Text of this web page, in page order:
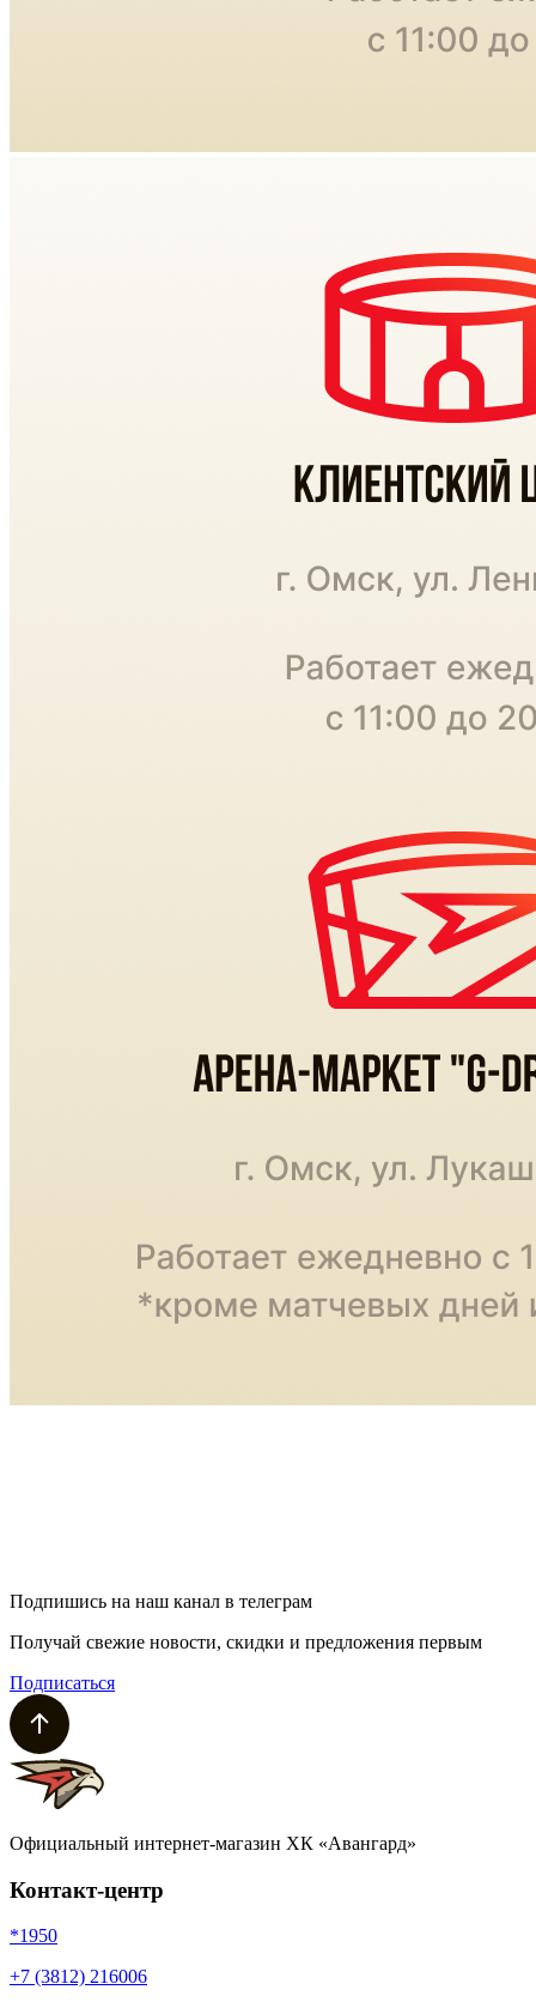
Подпишись на наш канал в телеграм
Получай свежие новости, скидки и предложения первым
Подписаться
Официальный интернет-магазин ХК «Авангард»
Контакт-центр
*1950
+7 (3812) 216006